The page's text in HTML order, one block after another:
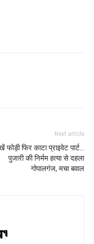
Next article
फिर काटा प्राइवेट पार्ट…
पुजारी की निर्मम हत्या से दहला
गोपालगंज, मचा बवाल